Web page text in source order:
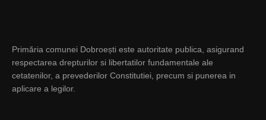
Primăria comunei Dobroești este autoritate publica, asigurand
respectarea drepturilor si libertatilor fundamentale ale
cetatenilor, a prevederilor Constitutiei, precum si punerea in
aplicare a legilor.